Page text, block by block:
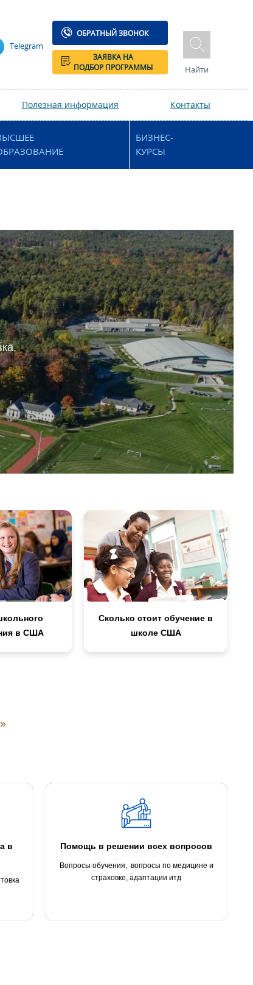
Telegram
ОБРАТНЫЙ ЗВОНОК
ЗАЯВКА НА
ПОДБОР ПРОГРАММЫ
Найти
Полезная информация Контакты
БИЗНЕС-
КУРСЫ
в США
Сколько стоит обучение в
школе США
в
Помощь в решении всех вопросов
Вопросы обучения, вопросы по медицине и
страховке, адаптации итд